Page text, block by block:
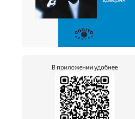
В приложении удобнее